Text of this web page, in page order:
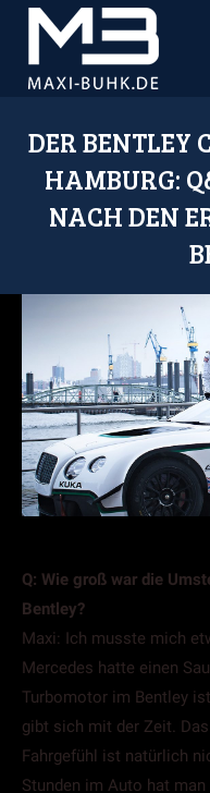
DER BENTLEY
HAMBURG:
NACH DEN
Q: Wie groß war die
Bentley?
Maxi: Ich musste mich
Mercedes hatte einen
Turbomotor im Bentley
gibt sich mit der Zeit.
Fahrgefühl ist natürlich
Stunden im Auto hat